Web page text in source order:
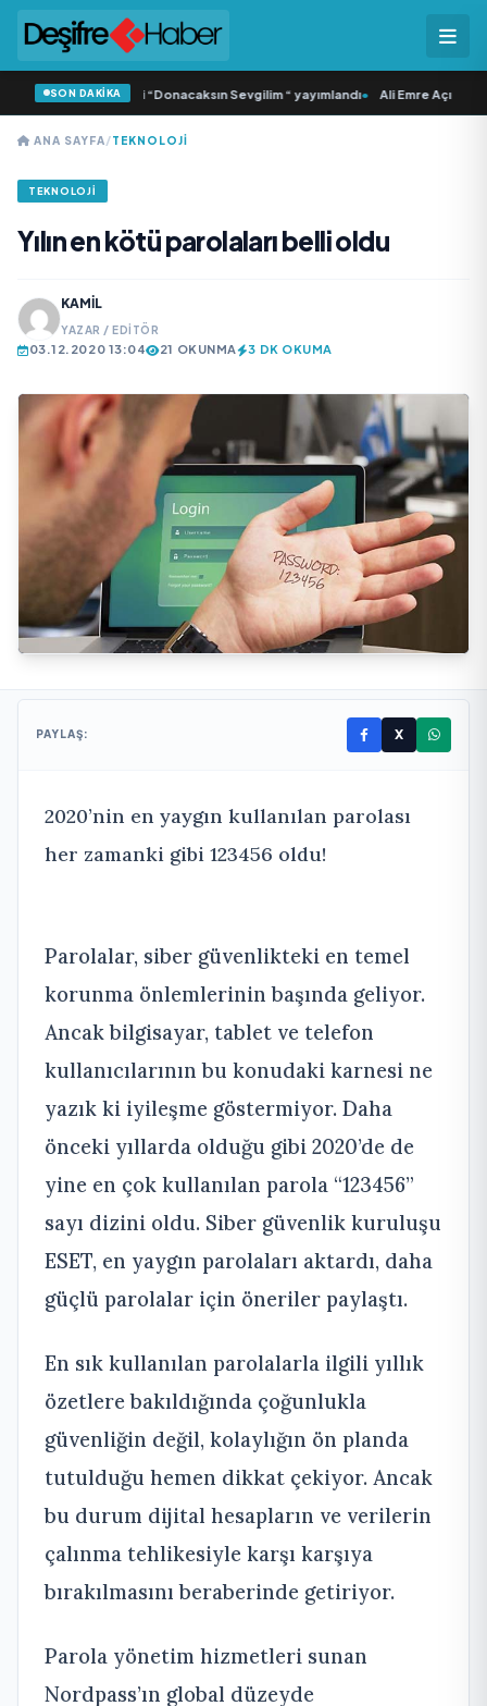
SON DAKİKA
‘dan İkinci Tekli “Donacaksın Sevgilim “ yayımlandı• Ali Emre Açıkgöz
ANA SAYFA/TEKNOLOJI
TEKNOLOJI
Yılın en kötü parolaları belli oldu
KAMIL
YAZAR / EDITÖR
03.12.2020 13:04 21 OKUNMA 3 DK OKUMA
PAYLAŞ: X
2020’nin en yaygın kullanılan parolası
her zamanki gibi 123456 oldu!
Parolalar, siber güvenlikteki en temel
korunma önlemlerinin başında geliyor.
Ancak bilgisayar, tablet ve telefon
kullanıcılarının bu konudaki karnesi ne
yazık ki iyileşme göstermiyor. Daha
önceki yıllarda olduğu gibi 2020’de de
yine en çok kullanılan parola “123456”
sayı dizini oldu. Siber güvenlik kuruluşu
ESET, en yaygın parolaları aktardı, daha
güçlü parolalar için öneriler paylaştı.
En sık kullanılan parolalarla ilgili yıllık
özetlere bakıldığında çoğunlukla
güvenliğin değil, kolaylığın ön planda
tutulduğu hemen dikkat çekiyor. Ancak
bu durum dijital hesapların ve verilerin
çalınma tehlikesiyle karşı karşıya
bırakılmasını beraberinde getiriyor.
Parola yönetim hizmetleri sunan
Nordpass’ın global düzeyde